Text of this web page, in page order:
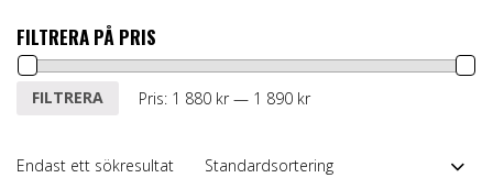
FILTRERA PÅ PRIS
Min
MaxFILTRERA Pris: 1 880 kr— 1 890 kr
Endast ett sökresultat